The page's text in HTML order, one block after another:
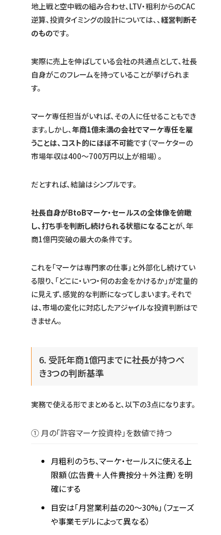
地上戦と空中戦の組み合わせ、LTV・粗利からのCAC
逆算、投資タイミングの設計については、、経営判断そ
のものです。
実際に売上を伸ばしている会社の共通点として、社長
自身がこのフレームを持っていることが挙げられま
す。
マーケ専任担当がいれば、その人に任せることもでき
ます。しかし、年商1億未満の会社でマーケ専任を雇
うことは、コスト的にほぼ不可能です（マーケターの
市場年収は400〜700万円以上が相場）。
だとすれば、結論はシンプルです。
社長自身がBtoBマーケ・セールスの全体像を俯瞰
し、打ち手を判断し続けられる状態になることが、年
商1億円突破の最大の条件です。
これを「マーケは専門家の仕事」と外部化し続けてい
る限り、「どこに・いつ・何のお金をかけるか」が定量的
に見えず、感覚的な判断になってしまいます。それで
は、市場の変化に対応したアジャイルな投資判断はで
きません。
6. 受託年商1億円までに社長が持つべ
き3つの判断基準
実務で使える形でまとめると、以下の3点になります。
① 月の「許容マーケ投資枠」を数値で持つ
月粗利のうち、マーケ・セールスに使える上
限額（広告費＋人件費按分＋外注費）を明
確にする
目安は「月営業利益の20〜30%」（フェーズ
や事業モデルによって異なる）